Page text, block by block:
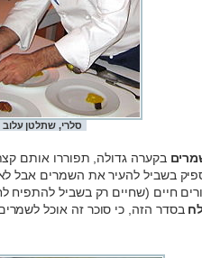
סלרי, שתלטן עלוב
בקערה גדולה, תפוררו אותם
בשביל להעיר את השמרים אבל
חיים (שחיים רק בשביל להתפיח
בסדר הזה, כי סוכר זה אוכל